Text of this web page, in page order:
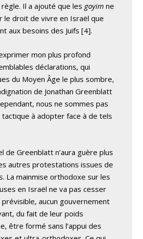
Il a ajouté que les goyim ne
le droit de vivre en Israël que
aux besoins des Juifs [4].
mon plus profond
déclarations, qui
du Moyen Âge le plus sombre,
de Jonathan Greenblatt
nous ne sommes pas
tactique à adopter face à de tels
de Greenblatt n’aura guère plus
autres protestations issues de
La mainmise orthodoxe sur les
en Israël ne va pas cesser
prévisible, aucun gouvernement
du fait de leur poids
être formé sans l’appui des